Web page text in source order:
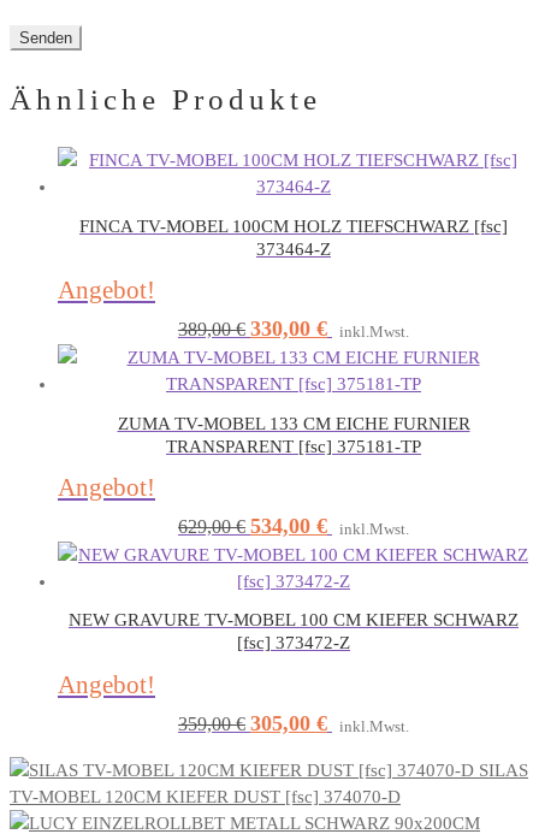
Ähnliche Produkte
FINCA TV-MOBEL 100CM HOLZ TIEFSCHWARZ [fsc]
373464-Z
Angebot!
389,00€ Ursprünglicher
Preis
war:
330,00 €Aktueller
Preis
ist:
inkl.Mwst.
ZUMA TV-MOBEL 133 CM EICHE FURNIER
TRANSPARENT [fsc] 375181-TP
Angebot!
629,00€ Ursprünglicher
Preis
war:
534,00 €Aktueller
Preis
ist:
inkl.Mwst.
NEW GRAVURE TV-MOBEL 100 CM KIEFER SCHWARZ
[fsc] 373472-Z
Angebot!
359,00€ Ursprünglicher
war:
359,00 €
305,00 €Aktueller
ist:
305,00 €.
inkl.Mwst.
SILAS
TV-MOBEL 120CM KIEFER DUST [fsc] 374070-D